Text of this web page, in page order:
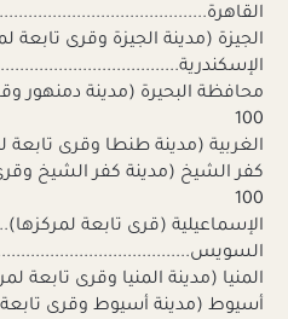
القاهرة.......................................................
الجيزة (مدينة الجيزة وقرى تابعة
الإسكندرية...................................................
100
الغربية (مدينة طنطا وقرى تابعة
100
الإسماعيلية (قرى تابعة
المنيا (مدينة المنيا وقرى تابعة
أسيوط (مدينة أسيوط وقرى تابعة